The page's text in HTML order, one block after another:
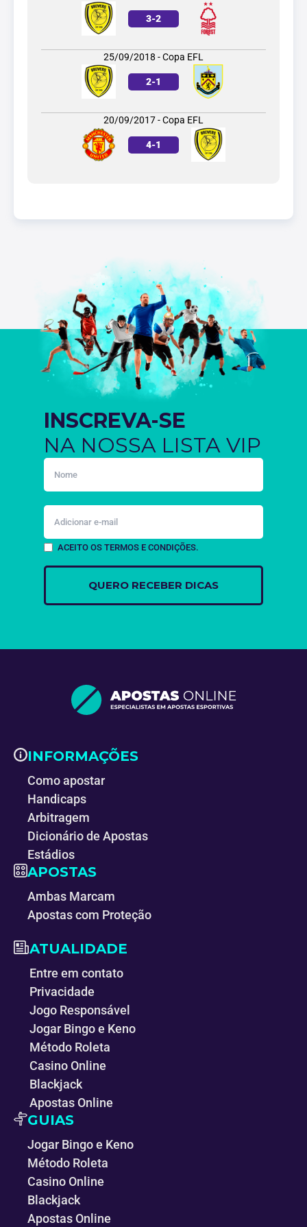
3-2
25/09/2018 - Copa EFL
2-1
20/09/2017 - Copa EFL
4-1
INSCREVA-SE
NA NOSSA LISTA VIP
ACEITO OS TERMOS E CONDIÇÕES.
INFORMAÇÕES
Como apostar
Handicaps
Arbitragem
Dicionário de Apostas
Estádios
APOSTAS
Ambas Marcam
Apostas com Proteção
ATUALIDADE
Entre em contato
Privacidade
Jogo Responsável
Jogar Bingo e Keno
Método Roleta
Casino Online
Blackjack
Apostas Online
GUIAS
Jogar Bingo e Keno
Método Roleta
Casino Online
Blackjack
Apostas Online